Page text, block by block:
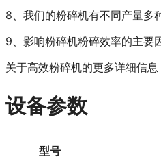
8、我们的粉碎机有不同产量多
9、影响粉碎机粉碎效率的主要
关于高效粉碎机的更多详细信
设备参数
型号